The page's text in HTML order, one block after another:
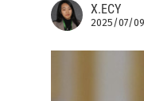
Х.ЕСҮ
2025/07/09